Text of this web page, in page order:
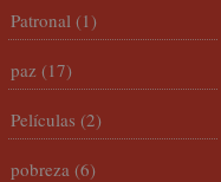
Patronal (1)
paz (17)
Películas (2)
pobreza (6)